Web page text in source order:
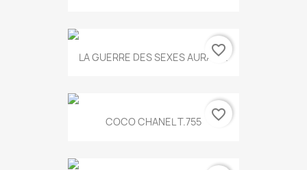
LA GUERRE DES SEXES AURA T...
favorite_border
COCO CHANEL T.755 favorite_border